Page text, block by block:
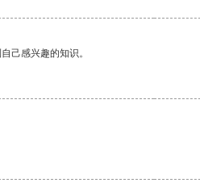
己感兴趣的知识。